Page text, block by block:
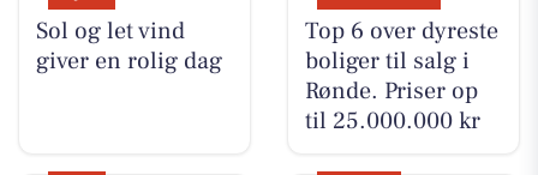
Sol og let vind
giver en rolig dag
Top 6 over dyreste
boliger til salg i
Rønde. Priser op
til 25.000.000 kr